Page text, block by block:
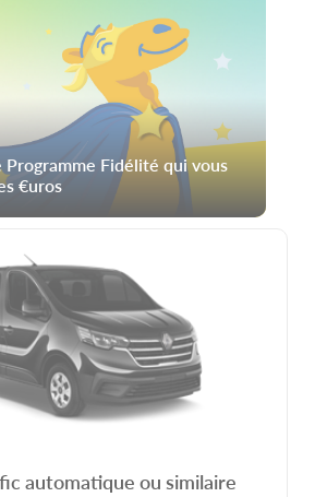
Programme Fidélité qui vous
€uros
automatique ou similaire